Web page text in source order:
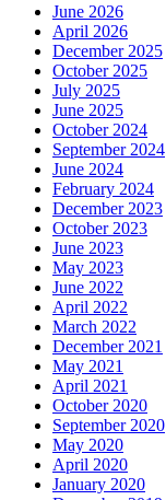
June 2026
April 2026
December 2025
October 2025
July 2025
June 2025
October 2024
September 2024
June 2024
February 2024
December 2023
October 2023
June 2023
May 2023
June 2022
April 2022
March 2022
December 2021
May 2021
April 2021
October 2020
September 2020
May 2020
April 2020
January 2020